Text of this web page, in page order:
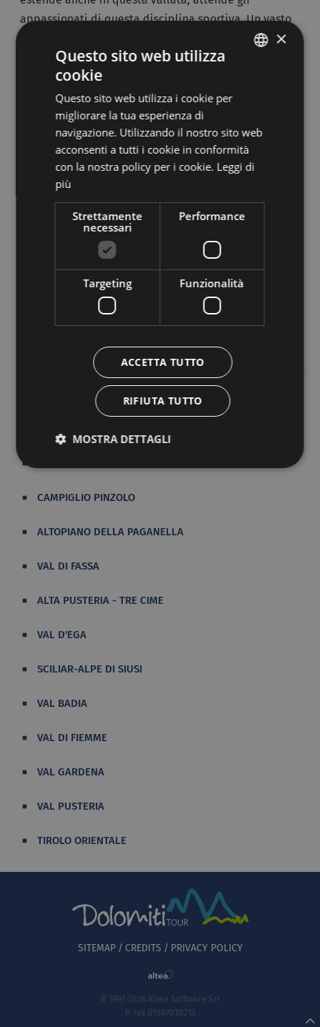
appassionati di questa disciplina sportiva. Un vasto
ventaglio di offerte accontenterà i cultori della
mountain bike.
distare pochi km dal
carosello sciistico di Plan de
, è nota principalmente per il
centro di
biathlone per le numerose piste per lo sci di fondo,
che fanno parte delDolomiti Nordicski.
TI POTREBBE INTERESSARE
RASUN
CAMPIGLIO PINZOLO
ALTOPIANO DELLA PAGANELLA
VAL DI FASSA
ALTA PUSTERIA - TRE CIME
VAL D'EGA
SCILIAR-ALPE DI SIUSI
VAL BADIA
VAL DI FIEMME
VAL GARDENA
VAL PUSTERIA
TIROLO ORIENTALE
SITEMAP CREDITS PRIVACY POLICY
© 1997-2026 Altea Software Srl
P. Iva 01587030212
×
Questo sito web utilizza
cookie
Questo sito web utilizza i cookie per
migliorare la tua esperienza di
navigazione. Utilizzando il nostro sito web
acconsenti a tutti i cookie in conformità
con la nostra policy per i cookie. Leggi di
più
Strettamente
necessari
Performance
Targeting Funzionalità
ACCETTA TUTTO
RIFIUTA TUTTO
MOSTRA DETTAGLI